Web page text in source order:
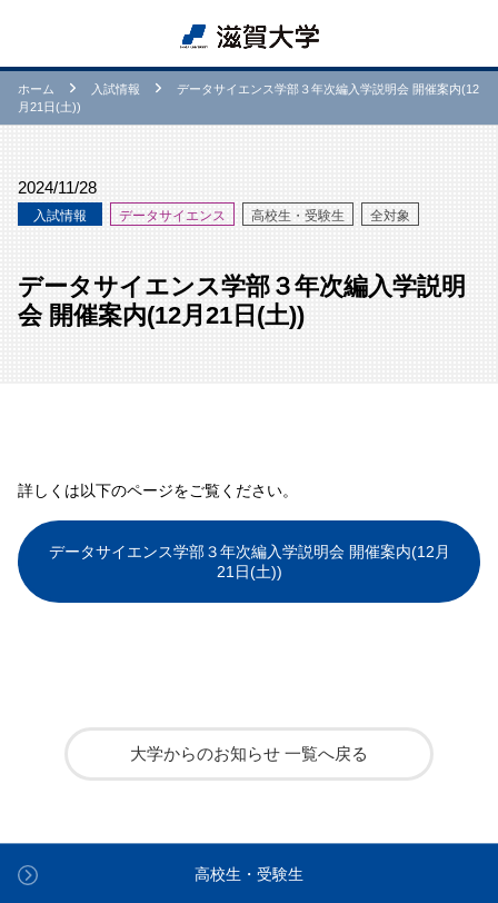
ホーム ⼊試情報
データサイエンス学部３年次編入学説明会 開催案内(12
月21日(土))
2024/11/28
⼊試情報 データサイエンス 高校生・受験生 全対象
データサイエンス学部３年次編入学説明
会 開催案内(12月21日(土))
詳しくは以下のページをご覧ください。
データサイエンス学部３年次編入学説明会 開催案内(12月
21日(土))
大学からのお知らせ 一覧へ戻る
高校生・受験生